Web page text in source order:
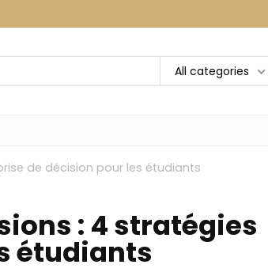
All categories
de décision pour les étudiants
: 4 stratégies
étudiants